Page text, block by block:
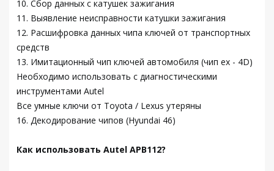
10. Сбор данных с катушек зажигания
11. Выявление неисправности катушки зажигания
12. Расшифровка данных чипа ключей от транспортных
средств
13. Имитационный чип ключей автомобиля (чип ex - 4D)
Необходимо использовать с диагностическими
инструментами Autel
Все умные ключи от Toyota / Lexus утеряны
16. Декодирование чипов (Hyundai 46)
Как использовать Autel APB112?